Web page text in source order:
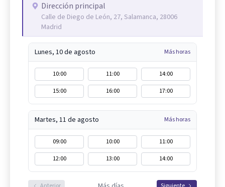
Dirección principal
Calle de Diego de León, 27, Salamanca, 28006
Madrid
Lunes, 10 de agosto Más horas
10:00 11:00
14:00
15:00
16:00 17:00
Martes, 11 de agosto Más horas
09:00 10:00
11:00
12:00
13:00 14:00